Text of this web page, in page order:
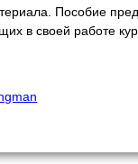
Пособие
в своей работе